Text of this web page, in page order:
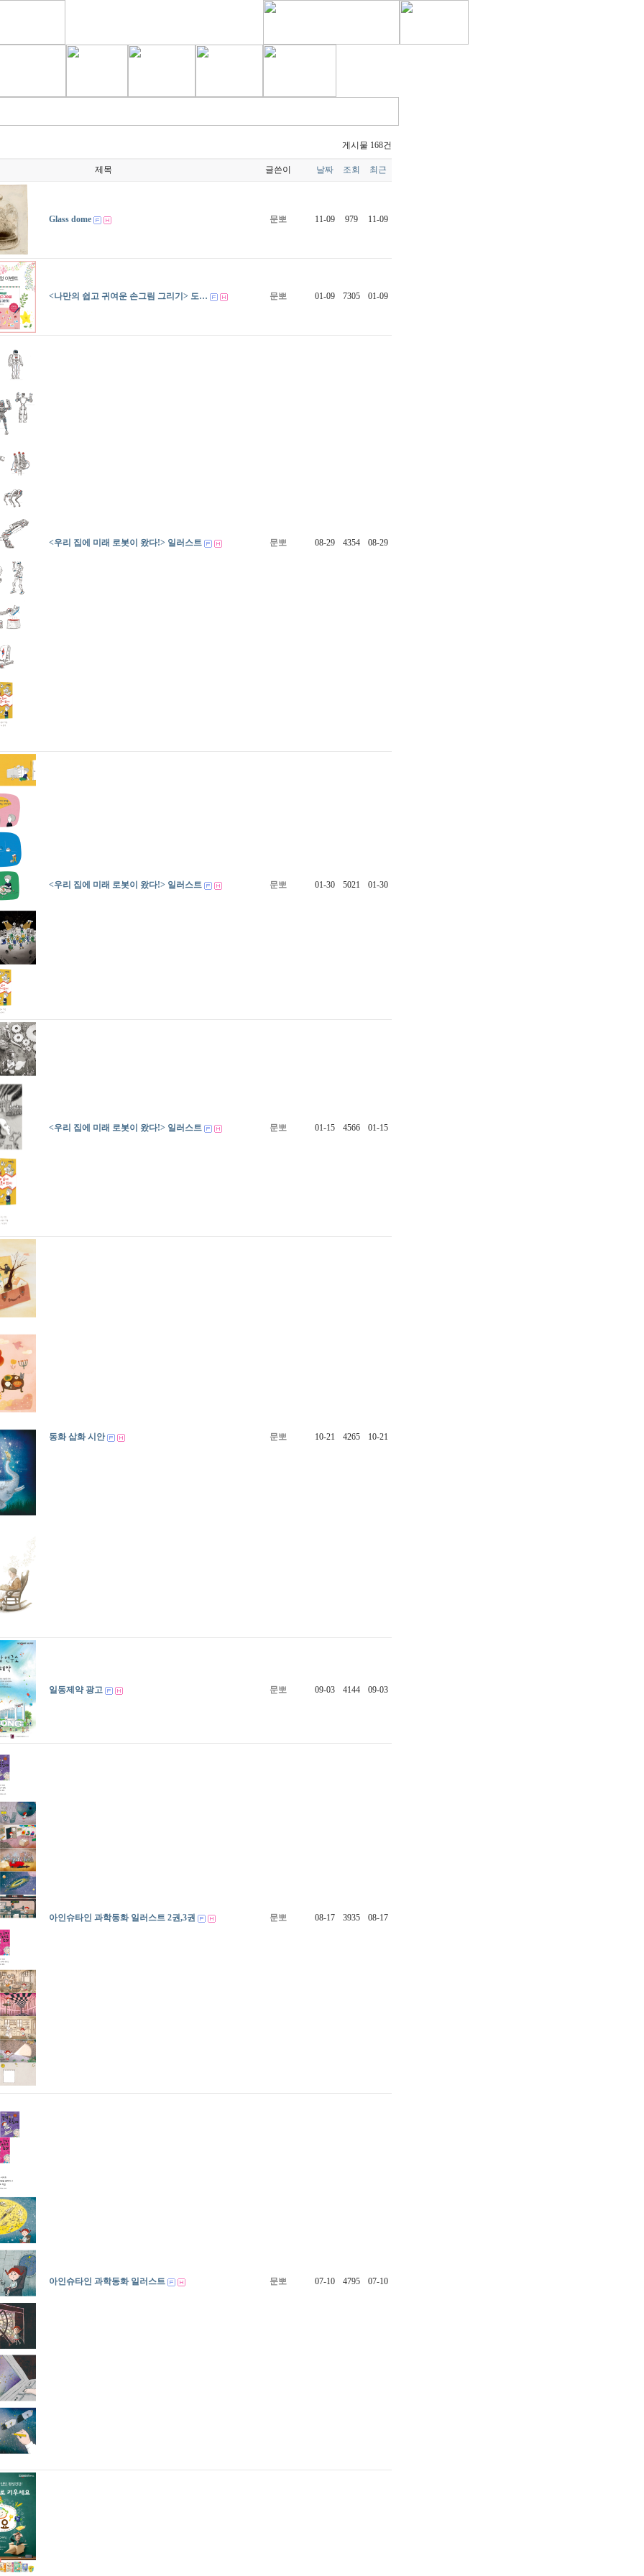
게시물 168건
제목 글쓴이 날짜 조회 최근
Glass dome 문뽀 11-09 979 11-09
<나만의 쉽고 귀여운 손그림 그리기> 도… 문뽀 01-09 7305 01-09
<우리 집에 미래 로봇이 왔다!> 일러스트 문뽀 08-29 4354 08-29
<우리 집에 미래 로봇이 왔다!> 일러스트 문뽀 01-30 5021 01-30
<우리 집에 미래 로봇이 왔다!> 일러스트 문뽀 01-15 4566 01-15
동화 삽화 시안 문뽀 10-21 4265 10-21
일동제약 광고 문뽀 09-03 4144 09-03
아인슈타인 과학동화 일러스트 2권,3권 문뽀 08-17 3935 08-17
아인슈타인 과학동화 일러스트 문뽀 07-10 4795 07-10